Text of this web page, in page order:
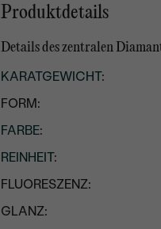
Produktdetails
Details des zentralen
KARATGEWICHT:
FORM:
FARBE:
REINHEIT:
FLUORESZENZ:
GLANZ: